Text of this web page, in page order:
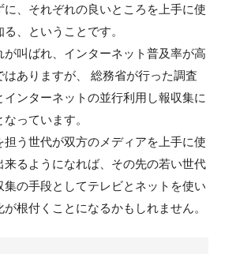
に、それぞれの良いところを上手に使
、ということです。
叫ばれ、インターネット普及率が高
はありますが、 総務省が行った調査
インターネットの並行利用し報収集に
っています。
う世代が双方のメディアを上手に使
来るようになれば、その先の若い世代
の手段としてテレビとネットを使い
根付くことになるかもしれません。